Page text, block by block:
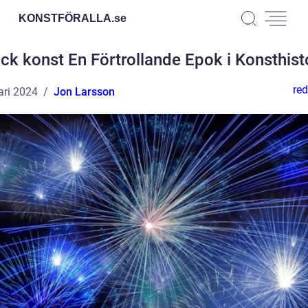
KONSTFÖRALLA.se
konst En Förtrollande Epok i
2024 Jon Larsson